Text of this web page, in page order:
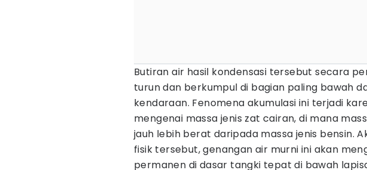
Butiran air hasil kondensasi tersebut secara
turun dan berkumpul di bagian paling bawah
kendaraan. Fenomena akumulasi ini terjadi
mengenai massa jenis zat cairan, di mana
jauh lebih berat daripada massa jenis bensin.
fisik tersebut, genangan air murni ini akan
permanen di dasar tangki tepat di bawah